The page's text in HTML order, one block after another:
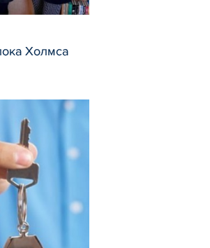
Холмса